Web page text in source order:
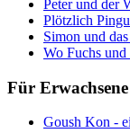
Peter und der
Plötzlich
Simon und
Wo Fuchs und
Für
Goush Kon -